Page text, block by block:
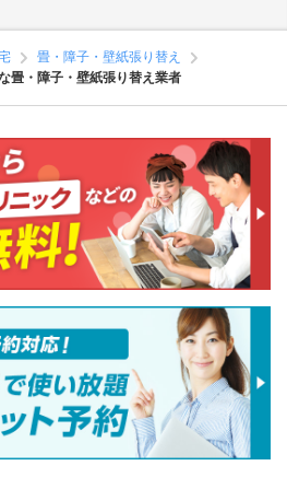
畳・障子・壁紙張り替え
畳・障子・壁紙張り替え業者